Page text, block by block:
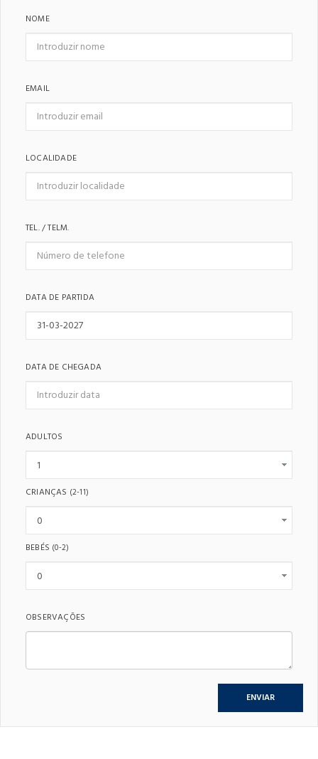
NOME
EMAIL
LOCALIDADE
TEL. / TELM.
DATA DE PARTIDA
DATA DE CHEGADA
ADULTOS
CRIANÇAS (2-11)
BEBÉS (0-2)
OBSERVAÇÕES